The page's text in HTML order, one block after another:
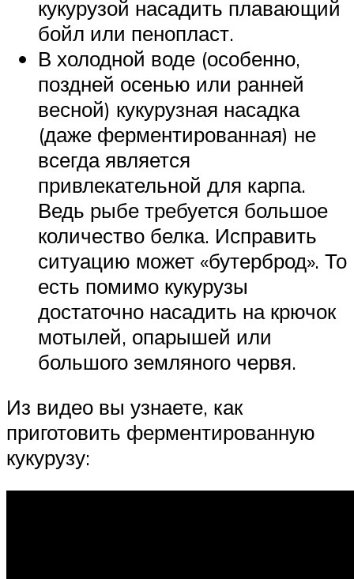
кукурузой насадить плавающий
бойл или пенопласт.
В холодной воде (особенно,
поздней осенью или ранней
весной) кукурузная насадка
(даже ферментированная) не
всегда является
привлекательной для карпа.
Ведь рыбе требуется большое
количество белка. Исправить
ситуацию может «бутерброд». То
есть помимо кукурузы
достаточно насадить на крючок
мотылей, опарышей или
большого земляного червя.
Из видео вы узнаете, как
приготовить ферментированную
кукурузу: